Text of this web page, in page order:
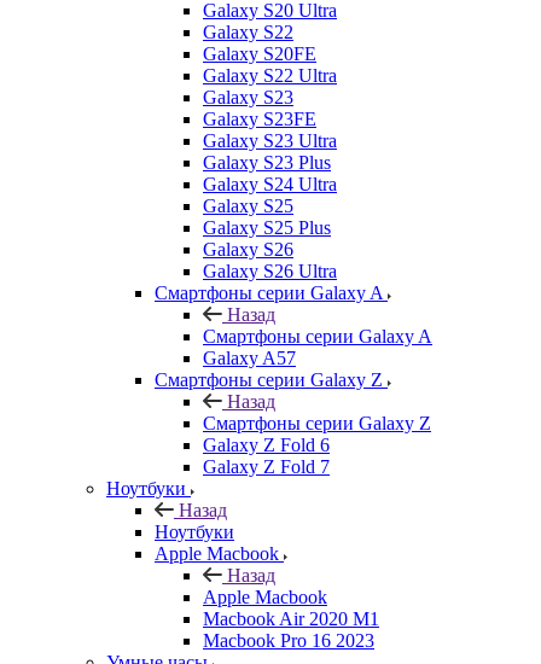
Galaxy S20 Ultra
Galaxy S22
Galaxy S20FE
Galaxy S22 Ultra
Galaxy S23
Galaxy S23FE
Galaxy S23 Ultra
Galaxy S23 Plus
Galaxy S24 Ultra
Galaxy S25
Galaxy S25 Plus
Galaxy S26
Galaxy S26 Ultra
Смартфоны серии Galaxy A
Назад
Смартфоны серии Galaxy A
Galaxy A57
Смартфоны серии Galaxy Z
Назад
Смартфоны серии Galaxy Z
Galaxy Z Fold 6
Galaxy Z Fold 7
Ноутбуки
Назад
Ноутбуки
Apple Macbook
Назад
Apple Macbook
Macbook Air 2020 M1
Macbook Pro 16 2023